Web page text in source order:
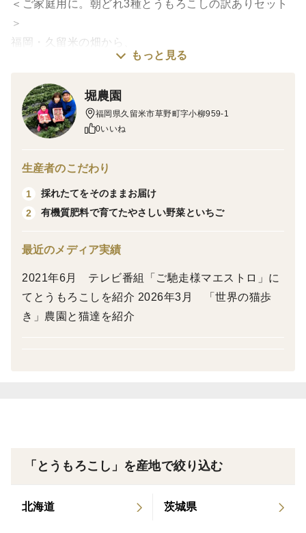
収穫時や選別時の状態により、先端を軽くカットしている
す。食べられる部分に大きな問題のないものを、ご家庭用
としてお届けします。
＜ご家庭用に。朝どれ3種とうもろこしの訳ありセット
＞
福岡・久留米の畑から、
朝採れのとうもろこしを3種セットでお届けします。
ホワイトショコラ、ドルチェドリーム、プレミアム味
来。
3品種を収穫状況に合わせておまかせで詰め合わせる、
サイズや穂先の実入りにばらつきがあるもの、
小ぶりなもの、皮むけ、軽い先端カットなどを含むた
訳あり品としてご用意しています。
見た目に少しばらつきはありますが、
ご家庭用として十分お楽しみいただけるとうもろこしを
その日の収穫状況に合わせて、3品種をバランスよく詰
もっと見る
堀農園
福岡県久留米市草野町字小柳959-1
0いいね
生産者のこだわり
1
採れたてをそのままお届け
2
有機質肥料で育てたやさしい野菜といちご
最近のメディア実績
2021年6月 テレビ番組「ご馳走様マエストロ」に
てとうもろこしを紹介 2026年3月 「世界の猫歩
き」農園と猫達を紹介
「とうもろこし」を産地で絞り込む
北海道 茨城県